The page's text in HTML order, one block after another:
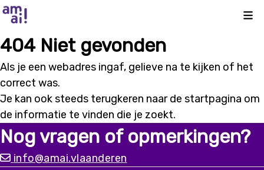
404 Niet gevonden
Als je een webadres ingaf, gelieve na te kijken of het
correct was.
Je kan ook steeds terugkeren naar de startpagina om
de informatie te vinden die je zoekt.
Nog vragen of opmerkingen?
info@amai.vlaanderen